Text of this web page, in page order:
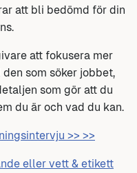
att bli bedömd för din
att fokusera mer
som söker jobbet,
som gör att du
du är och vad du kan.
>> >>
eller vett & etikett